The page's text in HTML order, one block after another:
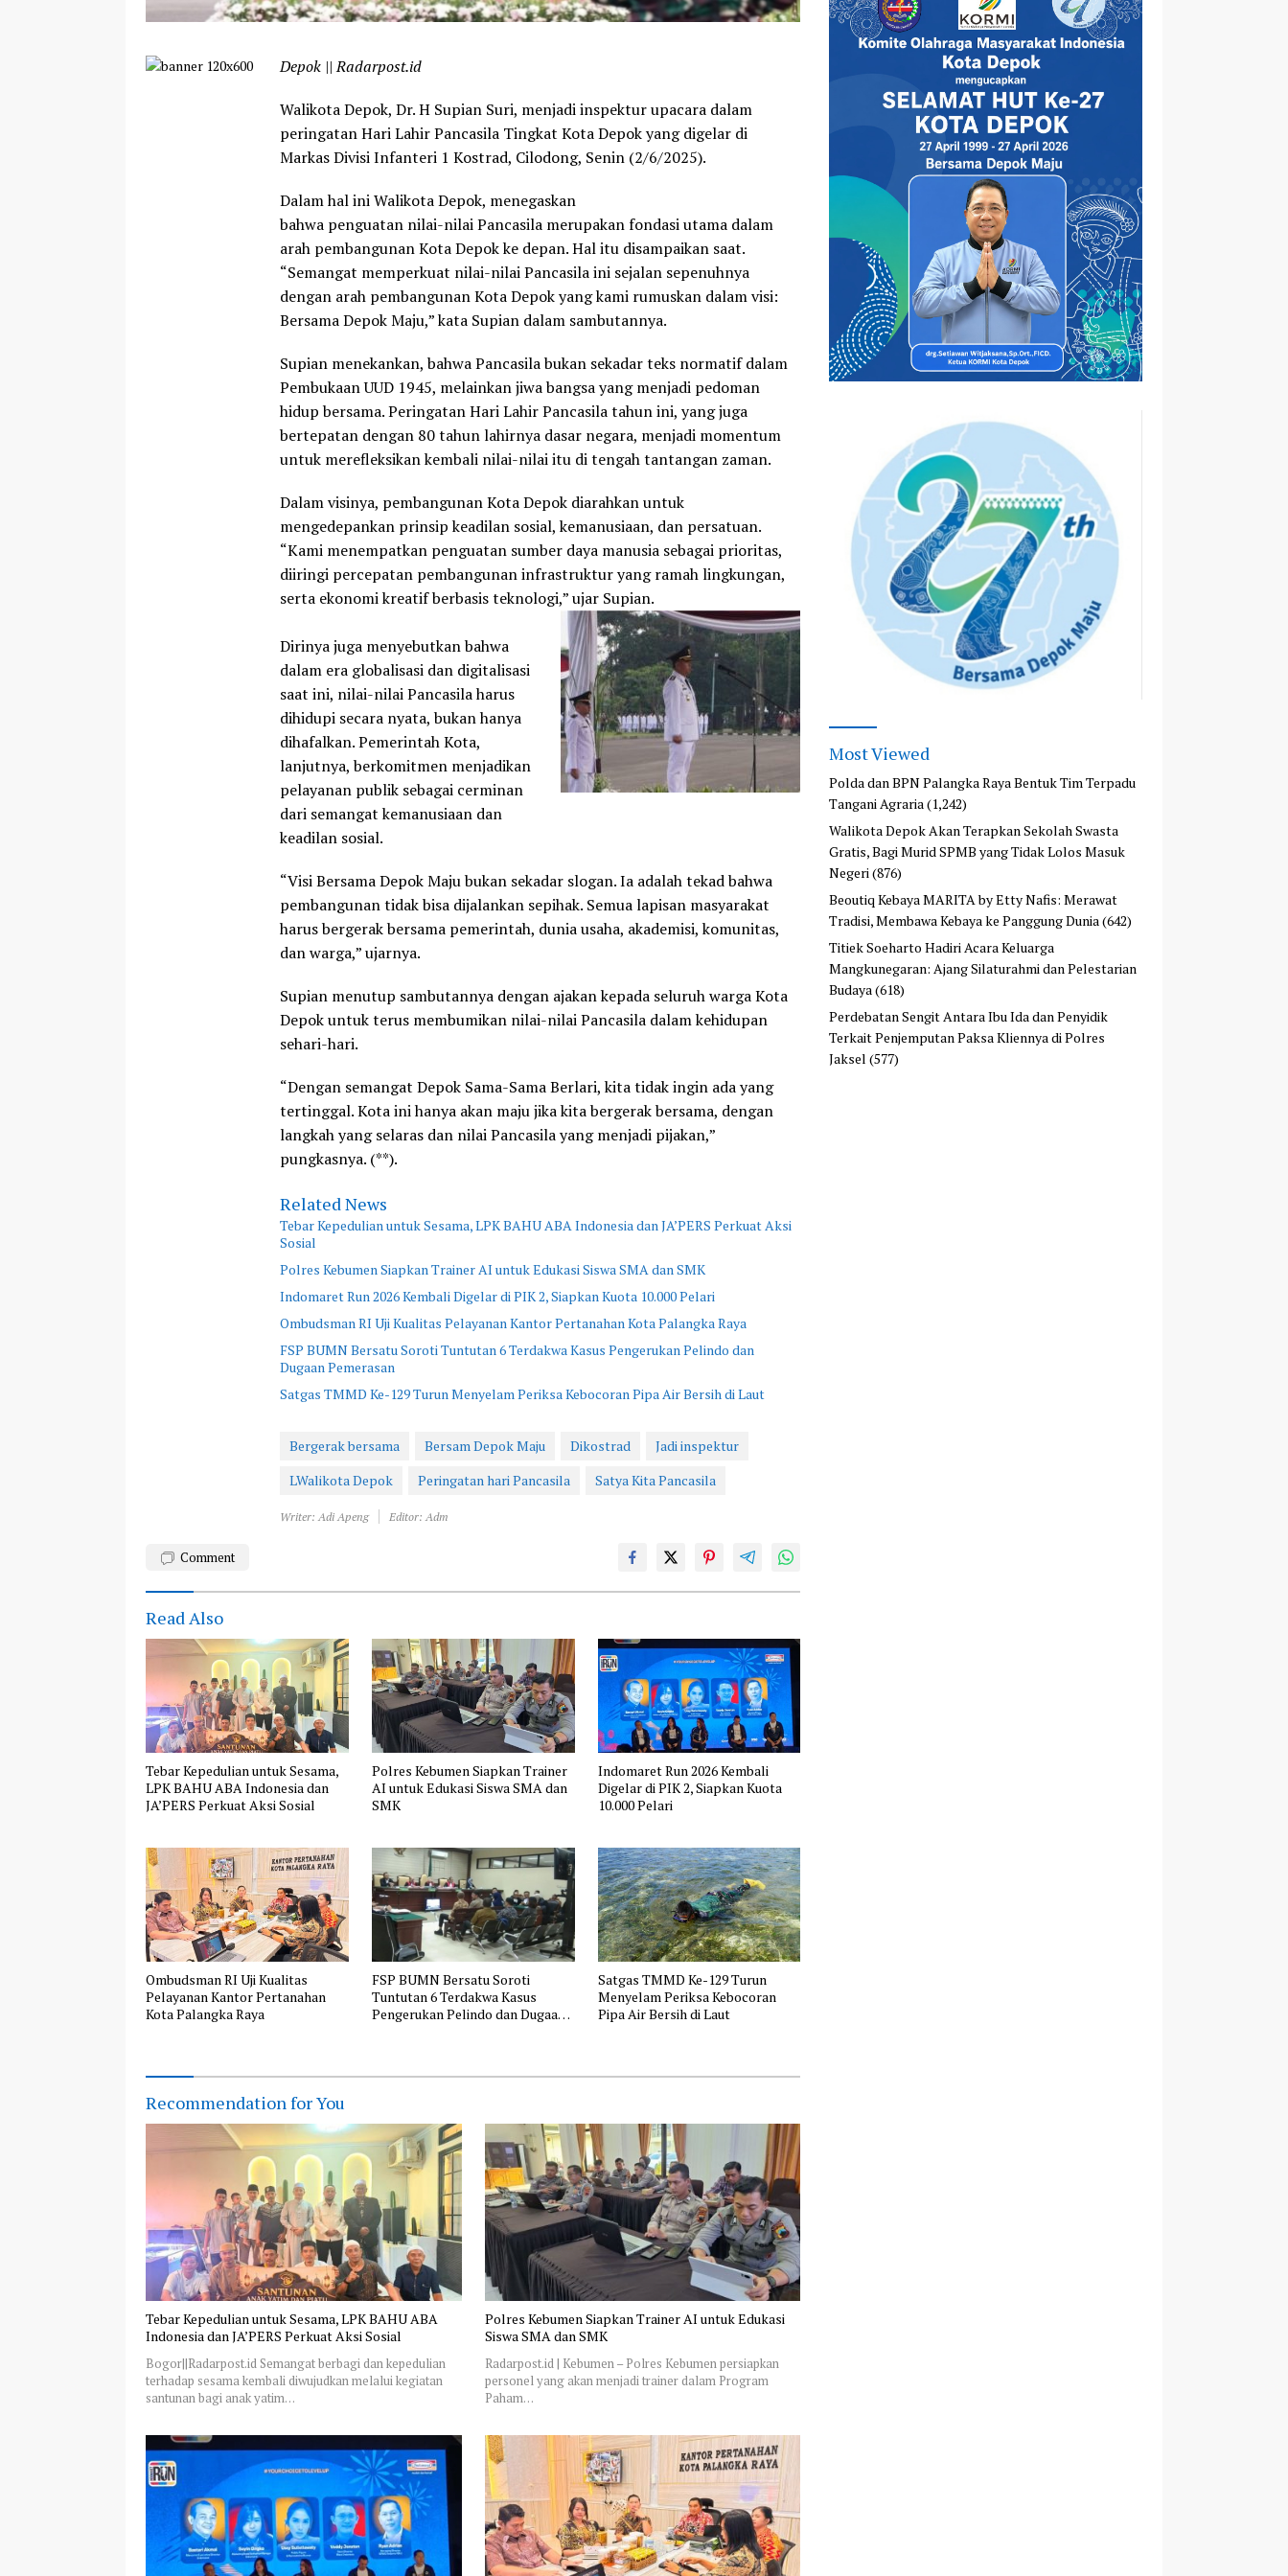
Depok || Radarpost.id
Walikota Depok, Dr. H Supian Suri, menjadi inspektur upacara dalam
peringatan Hari Lahir Pancasila Tingkat Kota Depok yang digelar di
Markas Divisi Infanteri 1 Kostrad, Cilodong, Senin (2/6/2025).
Dalam hal ini Walikota Depok, menegaskan
bahwa penguatan nilai-nilai Pancasila merupakan fondasi utama dalam
arah pembangunan Kota Depok ke depan. Hal itu disampaikan saat.
“Semangat memperkuat nilai-nilai Pancasila ini sejalan sepenuhnya
dengan arah pembangunan Kota Depok yang kami rumuskan dalam visi:
Bersama Depok Maju,” kata Supian dalam sambutannya.
Supian menekankan, bahwa Pancasila bukan sekadar teks normatif dalam
Pembukaan UUD 1945, melainkan jiwa bangsa yang menjadi pedoman
hidup bersama. Peringatan Hari Lahir Pancasila tahun ini, yang juga
bertepatan dengan 80 tahun lahirnya dasar negara, menjadi momentum
untuk merefleksikan kembali nilai-nilai itu di tengah tantangan zaman.
Dalam visinya, pembangunan Kota Depok diarahkan untuk
mengedepankan prinsip keadilan sosial, kemanusiaan, dan persatuan.
“Kami menempatkan penguatan sumber daya manusia sebagai prioritas,
diiringi percepatan pembangunan infrastruktur yang ramah lingkungan,
serta ekonomi kreatif berbasis teknologi,” ujar Supian.
Dirinya juga menyebutkan bahwa
dalam era globalisasi dan digitalisasi
saat ini, nilai-nilai Pancasila harus
dihidupi secara nyata, bukan hanya
dihafalkan. Pemerintah Kota,
lanjutnya, berkomitmen menjadikan
pelayanan publik sebagai cerminan
dari semangat kemanusiaan dan
keadilan sosial.
“Visi Bersama Depok Maju bukan sekadar slogan. Ia adalah tekad bahwa
pembangunan tidak bisa dijalankan sepihak. Semua lapisan masyarakat
harus bergerak bersama pemerintah, dunia usaha, akademisi, komunitas,
dan warga,” ujarnya.
Supian menutup sambutannya dengan ajakan kepada seluruh warga Kota
Depok untuk terus membumikan nilai-nilai Pancasila dalam kehidupan
sehari-hari.
“Dengan semangat Depok Sama-Sama Berlari, kita tidak ingin ada yang
tertinggal. Kota ini hanya akan maju jika kita bergerak bersama, dengan
langkah yang selaras dan nilai Pancasila yang menjadi pijakan,”
pungkasnya. (**).
Related News
Tebar Kepedulian untuk Sesama, LPK BAHU ABA Indonesia dan JA’PERS Perkuat Aksi
Sosial
Polres Kebumen Siapkan Trainer AI untuk Edukasi Siswa SMA dan SMK
Indomaret Run 2026 Kembali Digelar di PIK 2, Siapkan Kuota 10.000 Pelari
Ombudsman RI Uji Kualitas Pelayanan Kantor Pertanahan Kota Palangka Raya
FSP BUMN Bersatu Soroti Tuntutan 6 Terdakwa Kasus Pengerukan Pelindo dan
Dugaan Pemerasan
Satgas TMMD Ke-129 Turun Menyelam Periksa Kebocoran Pipa Air Bersih di Laut
Bergerak bersama Bersam Depok Maju Dikostrad
Jadi inspektur
LWalikota Depok
Peringatan hari Pancasila Satya Kita Pancasila
Writer: Adi Apeng Editor: Adm
Comment
Read Also
Tebar Kepedulian untuk Sesama,
LPK BAHU ABA Indonesia dan
JA’PERS Perkuat Aksi Sosial
Polres Kebumen Siapkan Trainer
AI untuk Edukasi Siswa SMA dan
SMK
Indomaret Run 2026 Kembali
Digelar di PIK 2, Siapkan Kuota
10.000 Pelari
Ombudsman RI Uji Kualitas
Pelayanan Kantor Pertanahan
Kota Palangka Raya
FSP BUMN Bersatu Soroti
Tuntutan 6 Terdakwa Kasus
Pengerukan Pelindo dan Dugaan
Satgas TMMD Ke-129 Turun
Menyelam Periksa Kebocoran
Pipa Air Bersih di Laut
Recommendation for You
Tebar Kepedulian untuk Sesama, LPK BAHU ABA
Indonesia dan JA’PERS Perkuat Aksi Sosial
Bogor||Radarpost.id Semangat berbagi dan kepedulian
terhadap sesama kembali diwujudkan melalui kegiatan
santunan bagi anak yatim…
Polres Kebumen Siapkan Trainer AI untuk Edukasi
Siswa SMA dan SMK
Radarpost.id | Kebumen – Polres Kebumen persiapkan
personel yang akan menjadi trainer dalam Program
Paham…
Most Viewed
Polda dan BPN Palangka Raya Bentuk Tim Terpadu
Tangani Agraria(1,242)
Walikota Depok Akan Terapkan Sekolah Swasta
Gratis, Bagi Murid SPMB yang Tidak Lolos Masuk
Negeri(876)
Beoutiq Kebaya MARITA by Etty Nafis: Merawat
Tradisi, Membawa Kebaya ke Panggung Dunia(642)
Titiek Soeharto Hadiri Acara Keluarga
Mangkunegaran: Ajang Silaturahmi dan Pelestarian
Budaya(618)
Perdebatan Sengit Antara Ibu Ida dan Penyidik
Terkait Penjemputan Paksa Kliennya di Polres
Jaksel (577)